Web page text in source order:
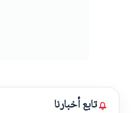
تابع أخبارنا